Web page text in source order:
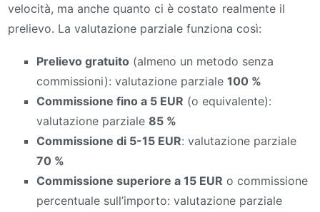
velocità, ma anche quanto ci è costato realmente il
prelievo. La valutazione parziale funziona così:
Prelievo gratuito (almeno un metodo senza
commissioni): valutazione parziale 100 %
Commissione fino a 5 EUR (o equivalente):
valutazione parziale 85 %
Commissione di 5-15 EUR: valutazione parziale
70 %
Commissione superiore a 15 EUR o commissione
percentuale sull’importo: valutazione parziale